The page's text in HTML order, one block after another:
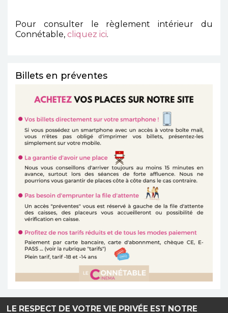
LE RESPECT DE VOTRE VIE PRIVÉE EST NOTRE
Pour consulter le règlement intérieur du
Connétable, cliquez ici.
Billets en préventes